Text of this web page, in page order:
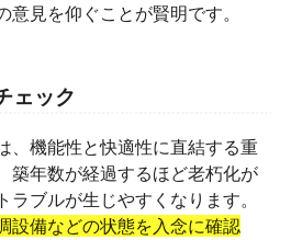
見を仰ぐことが賢明です。
ェック
、機能性と快適性に直結する重
築年数が経過するほど老朽化が
ブルが生じやすくなります。
設備などの状態を入念に確認